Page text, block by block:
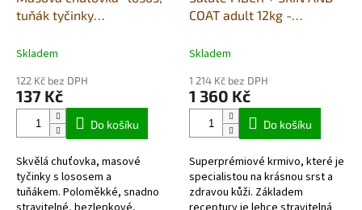
tuňák tyčinky
Skladem
122 Kč bez DPH
137 Kč
Do košíku
Skvělá chuťovka, masové
tyčinky s lososem a
tuňákem. Poloměkké, snadno
COAT adult 12kg -
Skladem
1 214 Kč bez DPH
1 360 Kč
Do košíku
Superprémiové krmivo, které je
specialistou na krásnou srst a
zdravou kůži. Základem